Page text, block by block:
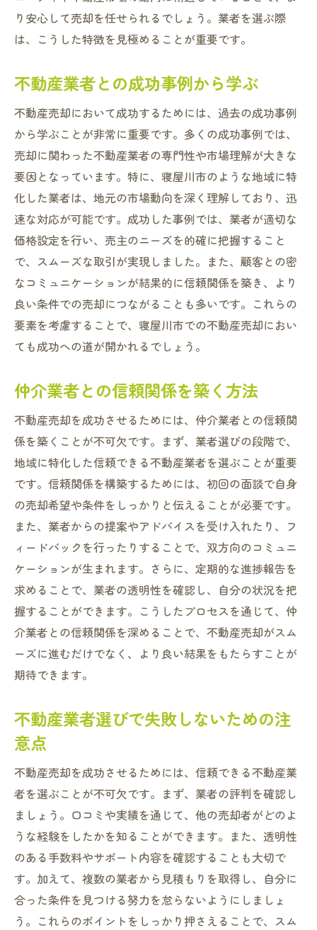
り安心して売却を任せられるでしょう。業者を選ぶ際
は、こうした特徴を見極めることが重要です。
不動産業者との成功事例から学ぶ
不動産売却において成功するためには、過去の成功事例
から学ぶことが非常に重要です。多くの成功事例では、
売却に関わった不動産業者の専門性や市場理解が大きな
要因となっています。特に、寝屋川市のような地域に特
化した業者は、地元の市場動向を深く理解しており、迅
速な対応が可能です。成功した事例では、業者が適切な
価格設定を行い、売主のニーズを的確に把握すること
で、スムーズな取引が実現しました。また、顧客との密
なコミュニケーションが結果的に信頼関係を築き、より
良い条件での売却につながることも多いです。これらの
要素を考慮することで、寝屋川市での不動産売却におい
ても成功への道が開かれるでしょう。
仲介業者との信頼関係を築く方法
不動産売却を成功させるためには、仲介業者との信頼関
係を築くことが不可欠です。まず、業者選びの段階で、
地域に特化した信頼できる不動産業者を選ぶことが重要
です。信頼関係を構築するためには、初回の面談で自身
の売却希望や条件をしっかりと伝えることが必要です。
また、業者からの提案やアドバイスを受け入れたり、フ
ィードバックを行ったりすることで、双方向のコミュニ
ケーションが生まれます。さらに、定期的な進捗報告を
求めることで、業者の透明性を確認し、自分の状況を把
握することができます。こうしたプロセスを通じて、仲
介業者との信頼関係を深めることで、不動産売却がスム
ーズに進むだけでなく、より良い結果をもたらすことが
期待できます。
不動産業者選びで失敗しないための注
意点
不動産売却を成功させるためには、信頼できる不動産業
者を選ぶことが不可欠です。まず、業者の評判を確認し
ましょう。口コミや実績を通じて、他の売却者がどのよ
うな経験をしたかを知ることができます。また、透明性
のある手数料やサポート内容を確認することも大切で
す。加えて、複数の業者から見積もりを取得し、自分に
合った条件を見つける努力を怠らないようにしましょ
う。これらのポイントをしっかり押さえることで、スム